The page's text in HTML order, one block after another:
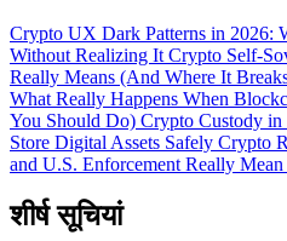
Crypto UX Dark Patterns in 2026:
Without Realizing It Crypto Self-
Really Means (And Where It
What Really Happens When
You Should Do) Crypto Custody
Store Digital Assets Safely Crypto
and U.S. Enforcement Really
शीर्ष सूचियां